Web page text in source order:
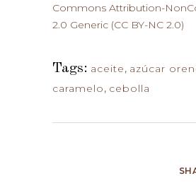
Commons Attribution-
2.0 Generic (CC BY-NC 2.0)
Tags: aceite, azúcar
caramelo, cebolla